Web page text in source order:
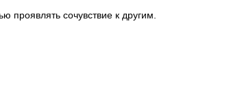
проявлять сочувствие к другим.